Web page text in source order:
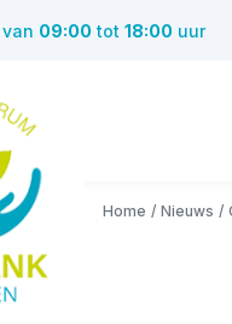
Home Nieuws
09:00 tot 18:00 uur